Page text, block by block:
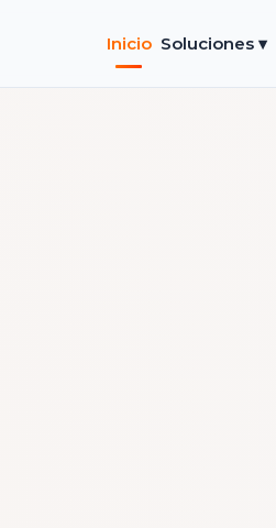
Inicio Soluciones ▾